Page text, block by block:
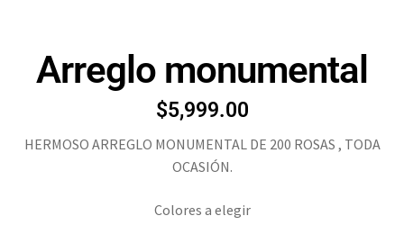
Arreglo monumental
$5,999.00
HERMOSO ARREGLO MONUMENTAL DE 200 ROSAS , TODA
OCASIÓN.
Colores a elegir